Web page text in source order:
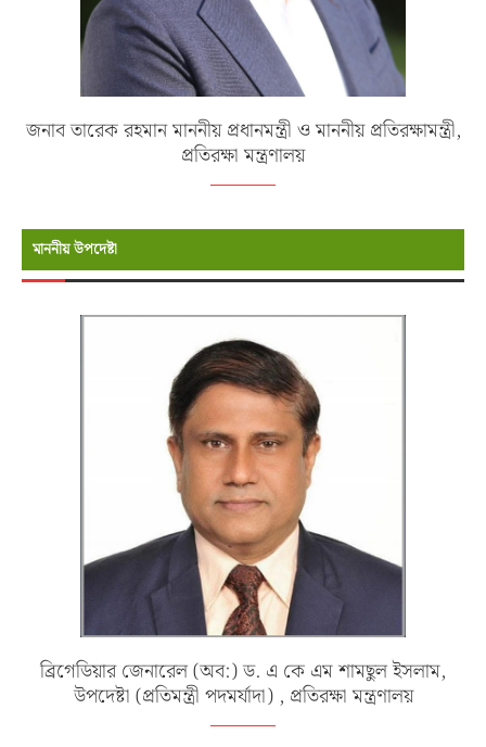
জনাব তারেক রহমান মাননীয় প্রধানমন্ত্রী ও মাননীয় প্রতিরক্ষামন্ত্রী,
প্রতিরক্ষা মন্ত্রণালয়
মাননীয় উপদেষ্টা
ব্রিগেডিয়ার জেনারেল (অব:) ড. এ কে এম শামছুল ইসলাম,
উপদেষ্টা (প্রতিমন্ত্রী পদমর্যাদা) , প্রতিরক্ষা মন্ত্রণালয়